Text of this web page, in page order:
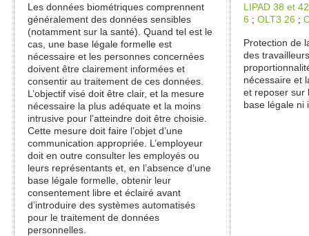
Les données biométriques comprennent
généralement des données sensibles
(notamment sur la santé). Quand tel est le
cas, une base légale formelle est
nécessaire et les personnes concernées
doivent être clairement informées et
consentir au traitement de ces données.
L’objectif visé doit être clair, et la mesure
nécessaire la plus adéquate et la moins
intrusive pour l’atteindre doit être choisie.
Cette mesure doit faire l’objet d’une
communication appropriée. L’employeur
doit en outre consulter les employés ou
leurs représentants et, en l’absence d’une
base légale formelle, obtenir leur
consentement libre et éclairé avant
d’introduire des systèmes automatisés
pour le traitement de données
personnelles.
LIPAD 38 et 42
6 ; OLT3 26 ;
Protection de
des
nécessaire et
et reposer sur
base légale ni